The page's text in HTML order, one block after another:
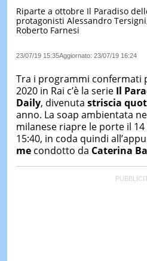
Riparte a ottobre Il Paradiso
protagonisti Alessandro
Roberto Farnesi
23/07/19 15:35Aggiornato: 23/07/19 16:24
Tra i programmi confermati
2020 in Rai c’è la serieIl
Daily, divenuta striscia
anno. La soap ambientata
milanese riapre le porte il
15:40, in coda quindi
mecondotto da Caterina